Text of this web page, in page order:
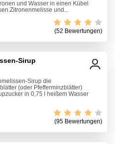
und Wasser in einen Kübel
und...
(52 Bewertungen)
Sirup
Sirup die
(oder Pfefferminzblätter)
in 0,75 l heißem Wasser
(95 Bewertungen)